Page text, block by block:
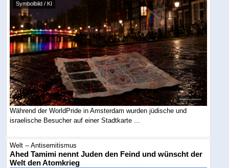
Symbolbild / KI
Während der WorldPride in Amsterdam wurden jüdische und
israelische Besucher auf einer Stadtkarte ...
Welt -- Antisemitismus
Ahed Tamimi nennt Juden den Feind und wünscht der
Welt den Atomkrieg